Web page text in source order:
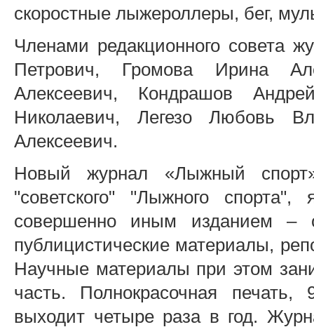
скоростные лыжероллеры, бег,
Членами редакционного совета
Петрович, Громова Ирина
Алексеевич, Кондрашов
Николаевич, Легезо Любовь
Алексеевич.
Новый журнал «Лыжный
"советского" "Лыжного спорта",
совершенно иным изданием –
публицистические материалы,
Научные материалы при этом
часть. Полнокрасочная
выходит четыре раза в год.